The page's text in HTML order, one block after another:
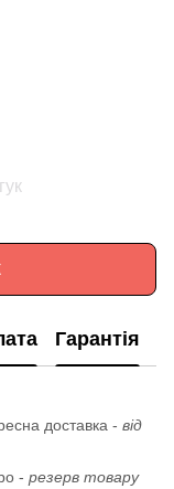
Гарантія
доставка - від
- резерв товару